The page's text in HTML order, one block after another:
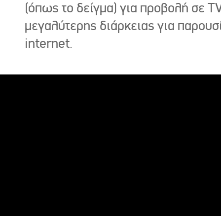
(όπως το δείγμα) για προβολή σε
μεγαλύτερης διάρκειας για
internet.